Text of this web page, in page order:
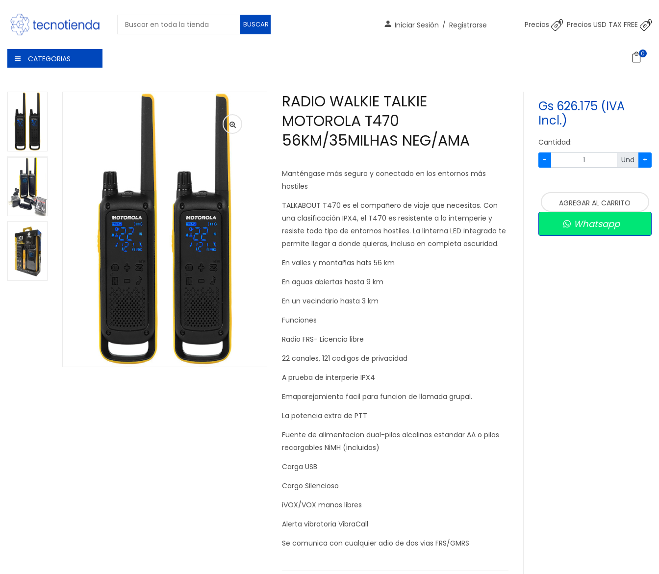
BUSCAR Iniciar Sesión / Registrarse Precios Precios USD TAX FREE
CATEGORIAS
0
RADIO WALKIE TALKIE
MOTOROLA T470
56KM/35MILHAS NEG/AMA
Manténgase más seguro y conectado en los entornos más
hostiles
TALKABOUT T470 es el compañero de viaje que necesitas. Con
una clasificación IPX4, el T470 es resistente a la intemperie y
resiste todo tipo de entornos hostiles. La linterna LED integrada te
permite llegar a donde quieras, incluso en completa oscuridad.
En valles y montañas hats 56 km
En aguas abiertas hasta 9 km
En un vecindario hasta 3 km
Funciones
Radio FRS- Licencia libre
22 canales, 121 codigos de privacidad
A prueba de interperie IPX4
Emaparejamiento facil para funcion de llamada grupal.
La potencia extra de PTT
Fuente de alimentacion dual-pilas alcalinas estandar AA o pilas
recargables NiMH (incluidas)
Carga USB
Cargo Silencioso
iVOX/VOX manos libres
Alerta vibratoria VibraCall
Se comunica con cualquier adio de dos vias FRS/GMRS
Gs 626.175 (IVA
Incl.)
Cantidad:
-
Und +
AGREGAR AL CARRITO
Whatsapp